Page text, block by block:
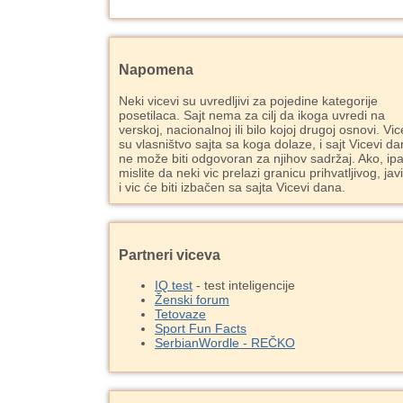
Napomena
Neki vicevi su uvredljivi za pojedine kategorije
posetilaca. Sajt nema za cilj da ikoga uvredi na
verskoj, nacionalnoj ili bilo kojoj drugoj osnovi.
su vlasništvo sajta sa koga dolaze, i sajt Vicevi
ne može biti odgovoran za njihov sadržaj. Ako,
mislite da neki vic prelazi granicu prihvatljivog,
i vic će biti izbačen sa sajta Vicevi dana.
Partneri viceva
IQ test - test inteligencije
Ženski forum
Tetovaze
Sport Fun Facts
SerbianWordle - REČKO